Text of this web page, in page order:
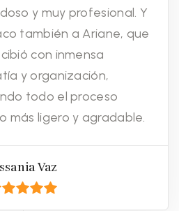
y muy profesional. Y
también a Ariane, que
con inmensa
y organización,
todo el proceso
más ligero y agradable.
Vaz